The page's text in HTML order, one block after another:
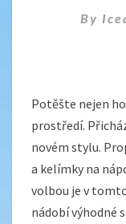
By
Potěšte nejen
prostředí.
novém stylu.
a kelímky na
volbou je v
nádobí výhodné